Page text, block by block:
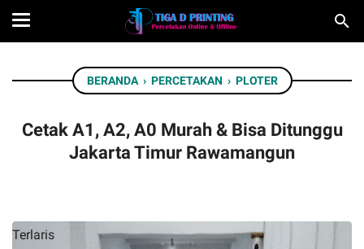
BERANDA › PERCETAKAN › PLOTER
Cetak A1, A2, A0 Murah & Bisa Ditunggu
Jakarta Timur Rawamangun
Terlaris